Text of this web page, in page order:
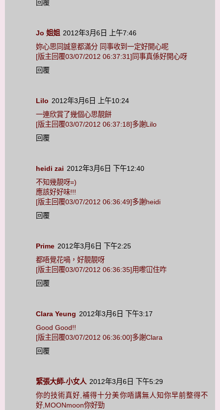
回覆
Jo 姐姐 2012年3月6日 上午7:46
妳心思同誠意都滿分 同事收到一定好開心呢
[版主回覆03/07/2012 06:37:31]同事真係好開心呀
回覆
Lilo 2012年3月6日 上午10:24
一連欣賞了幾個心思靚餅
[版主回覆03/07/2012 06:37:18]多謝Lilo
回覆
heidi zai 2012年3月6日 下午12:40
不知幾靚呀=)
應該好好味!!!
[版主回覆03/07/2012 06:36:49]多謝heidi
回覆
Prime 2012年3月6日 下午2:25
都唔覺花喎，好靚靚呀
[版主回覆03/07/2012 06:36:35]用嚟冚住咋
回覆
Clara Yeung 2012年3月6日 下午3:17
Good Good!!
[版主回覆03/07/2012 06:36:00]多謝Clara
回覆
緊張大師-小女人 2012年3月6日 下午5:29
你的技術真好,補得十分美你唔講無人知你早前整得不
好,MOONmoon你好勁